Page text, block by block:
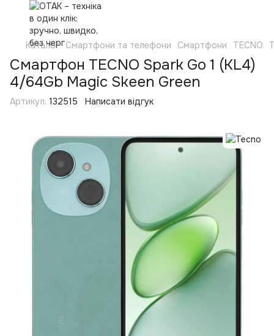
Каталог Смартфони та телефони Смартфони TECNO
Смартфон TECNO Spark Go 1 (KL4)
4/64Gb Magic Skeen Green
Артикул: 132515 Написати відгук